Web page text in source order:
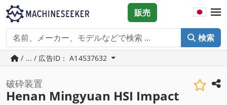
検索
販売
/ ... / 広告ID： A14537632
破砕装置
Henan Mingyuan HSI Impact